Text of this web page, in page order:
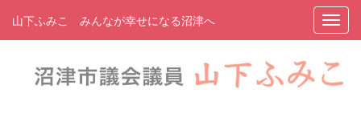
山下ふみこ みんなが幸せになる沼津へ